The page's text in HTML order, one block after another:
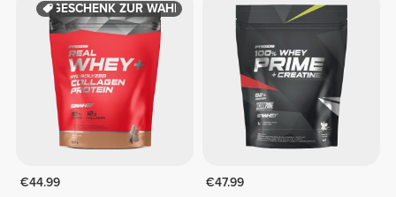
GESCHENK ZUR WAHL
€44.99
€47.99